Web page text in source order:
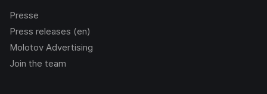
Presse
Press releases (en)
Molotov Advertising
Join the team